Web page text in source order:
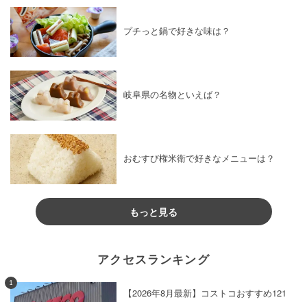
プチっと鍋で好きな味は？
岐阜県の名物といえば？
おむすび権米衛で好きなメニューは？
もっと見る
アクセスランキング
1
【2026年8月最新】コストコおすすめ121